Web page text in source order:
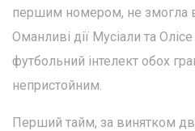
першим номером, не змогла
Оманливі дії Мусіали та
футбольний інтелект обох
непристойним.
Перший тайм, за винятком